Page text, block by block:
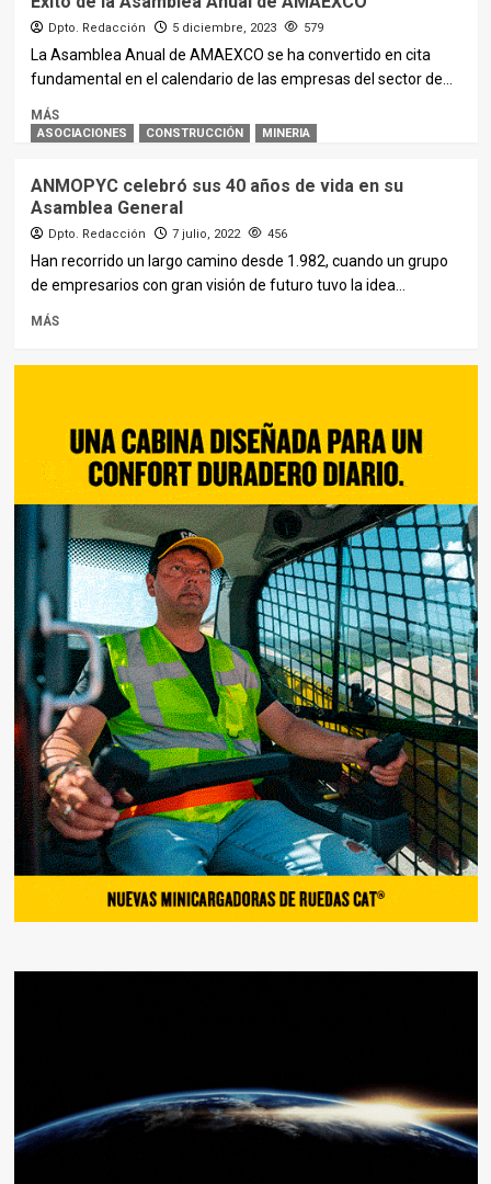
Dpto. Redacción 5 diciembre, 2023 579
La Asamblea Anual de AMAEXCO se ha convertido en cita
fundamental en el calendario de las empresas del sector de...
MÁS
ASOCIACIONES CONSTRUCCIÓN MINERIA
ANMOPYC celebró sus 40 años de vida en su
Asamblea General
Dpto. Redacción 7 julio, 2022 456
Han recorrido un largo camino desde 1.982, cuando un grupo
de empresarios con gran visión de futuro tuvo la idea...
MÁS